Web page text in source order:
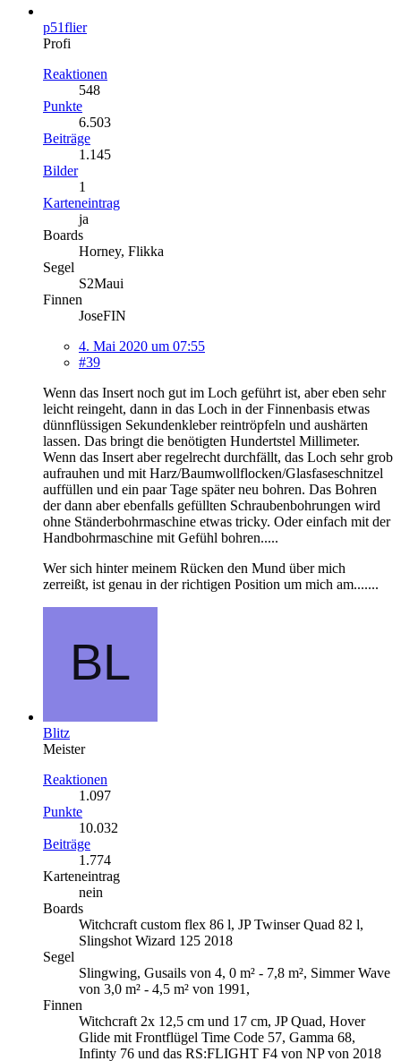
p51flier
Profi
Reaktionen
548
Punkte
6.503
Beiträge
1.145
Bilder
1
Karteneintrag
ja
Boards
Horney, Flikka
Segel
S2Maui
Finnen
JoseFIN
4. Mai 2020 um 07:55
#39
Wenn das Insert noch gut im Loch geführt ist, aber eben sehr
leicht reingeht, dann in das Loch in der Finnenbasis etwas
dünnflüssigen Sekundenkleber reintröpfeln und aushärten
lassen. Das bringt die benötigten Hundertstel Millimeter.
Wenn das Insert aber regelrecht durchfällt, das Loch sehr grob
aufrauhen und mit Harz/Baumwollflocken/Glasfaseschnitzel
auffüllen und ein paar Tage später neu bohren. Das Bohren
der dann aber ebenfalls gefüllten Schraubenbohrungen wird
ohne Ständerbohrmaschine etwas tricky. Oder einfach mit der
Handbohrmaschine mit Gefühl bohren.....
Wer sich hinter meinem Rücken den Mund über mich
zerreißt, ist genau in der richtigen Position um mich am.......
Blitz
Meister
Reaktionen
1.097
Punkte
10.032
Beiträge
1.774
Karteneintrag
nein
Boards
Witchcraft custom flex 86 l, JP Twinser Quad 82 l,
Slingshot Wizard 125 2018
Segel
Slingwing, Gusails von 4, 0 m² - 7,8 m², Simmer Wave
von 3,0 m² - 4,5 m² von 1991,
Finnen
Witchcraft 2x 12,5 cm und 17 cm, JP Quad, Hover
Glide mit Frontflügel Time Code 57, Gamma 68,
Infinty 76 und das RS:FLIGHT F4 von NP von 2018